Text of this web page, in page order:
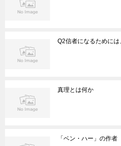
Q2信者になるためには
真理とは何か
「ベン・ハー」の作者